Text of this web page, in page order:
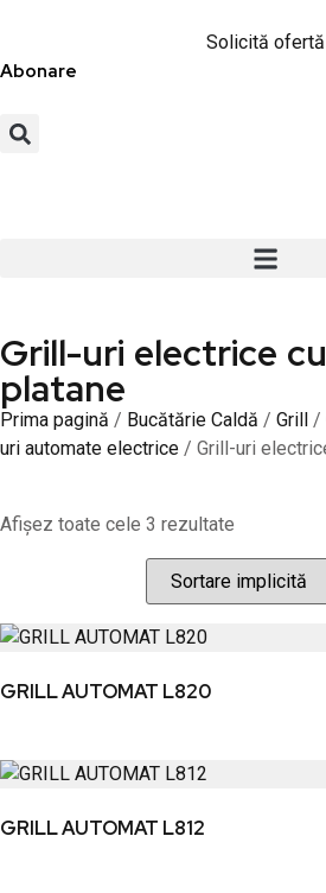
Solicită ofertă
Abonare
Grill-uri electrice
platane
Prima pagină / Bucătărie Caldă / Grill /
uri automate electrice / Grill-uri
Afișez toate cele 3 rezultate
GRILL AUTOMAT L820
GRILL AUTOMAT L812